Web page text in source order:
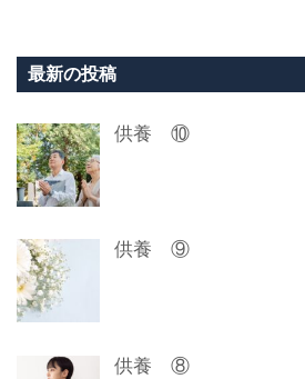
ビ
ー
シ
ョ
ン
最新の投稿
供養 ⑩
供養 ⑨
供養 ⑧